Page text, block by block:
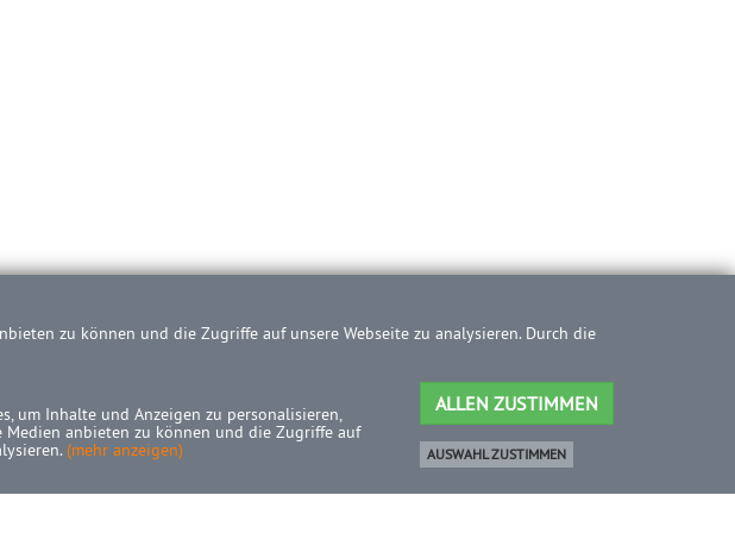
zu können und die Zugriffe auf unsere Webseite zu analysieren. Durch die
um Inhalte und Anzeigen zu personalisieren,
Medien anbieten zu können und die Zugriffe auf
(mehr anzeigen)
ALLEN ZUSTIMMEN
AUSWAHL ZUSTIMMEN